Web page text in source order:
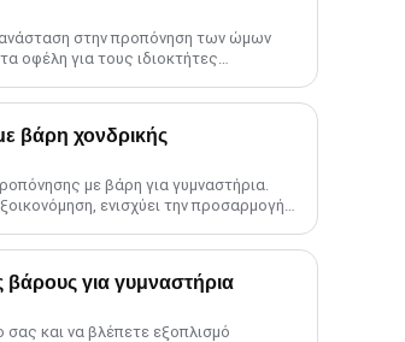
στην προπόνηση των ώμων
οφέλη για τους ιδιοκτήτες
βάρη χονδρικής
με βάρη για γυμναστήρια.
ενισχύει την προσαρμογή
για γυμναστήρια
σας και να βλέπετε εξοπλισμό